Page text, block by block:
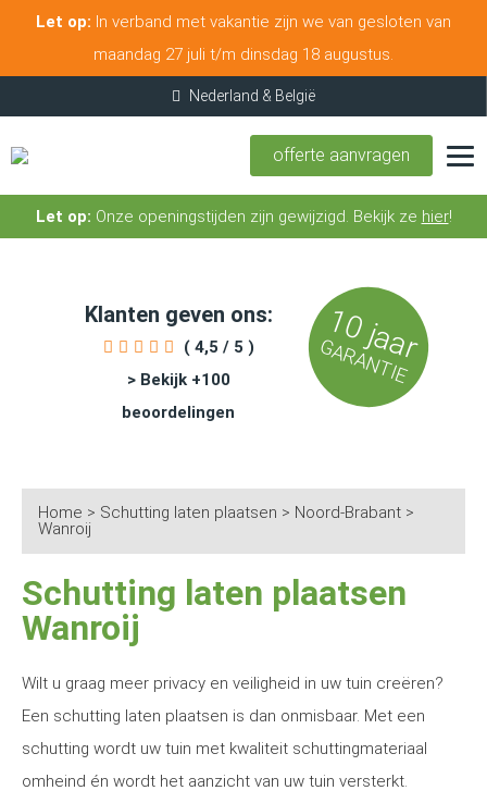
Let op: In verband met vakantie zijn we van gesloten van
maandag 27 juli t/m dinsdag 18 augustus.
offerte aanvragen
Let op: Onze openingstijden zijn gewijzigd. Bekijk ze hier!
Klanten geven ons:
( 4,5 / 5 )
> Bekijk +100
beoordelingen
10 jaar
GARANTIE
Home > Schutting laten plaatsen > Noord-Brabant >
Wanroij
Schutting laten plaatsen
Wanroij
Wilt u graag meer privacy en veiligheid in uw tuin creëren?
Een schutting laten plaatsen is dan onmisbaar. Met een
schutting wordt uw tuin met kwaliteit schuttingmateriaal
omheind én wordt het aanzicht van uw tuin versterkt.